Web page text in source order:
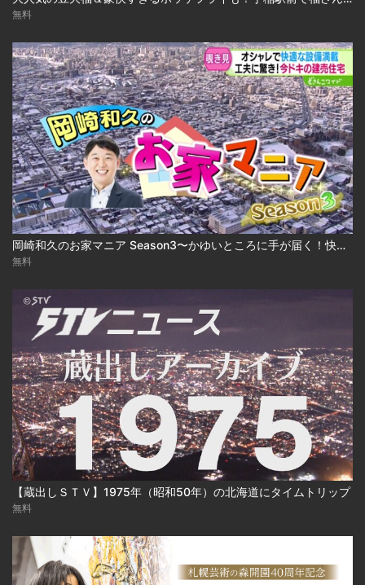
無料
岡崎和久のお家マニア Season3〜かゆいところに手が届く！快適建売住宅 2025-03-17
無料
【蔵出しＳＴＶ】1975年（昭和50年）の北海道にタイムトリップ
無料